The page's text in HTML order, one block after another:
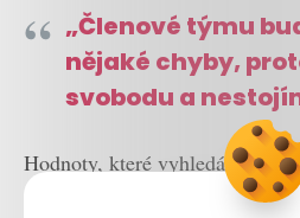
„Členové týmu
nějaké chyby,
svobodu a
Hodnoty, které vyhledávají
podepisují i do firemní kultury.